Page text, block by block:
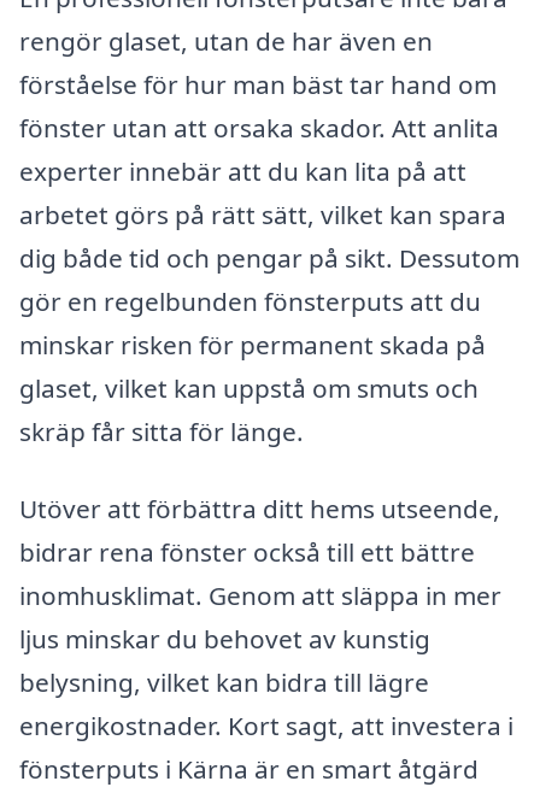
rengör glaset, utan de har även en
förståelse för hur man bäst tar hand om
fönster utan att orsaka skador. Att anlita
experter innebär att du kan lita på att
arbetet görs på rätt sätt, vilket kan spara
dig både tid och pengar på sikt. Dessutom
gör en regelbunden fönsterputs att du
minskar risken för permanent skada på
glaset, vilket kan uppstå om smuts och
skräp får sitta för länge.
Utöver att förbättra ditt hems utseende,
bidrar rena fönster också till ett bättre
inomhusklimat. Genom att släppa in mer
ljus minskar du behovet av kunstig
belysning, vilket kan bidra till lägre
energikostnader. Kort sagt, att investera i
fönsterputs i Kärna är en smart åtgärd